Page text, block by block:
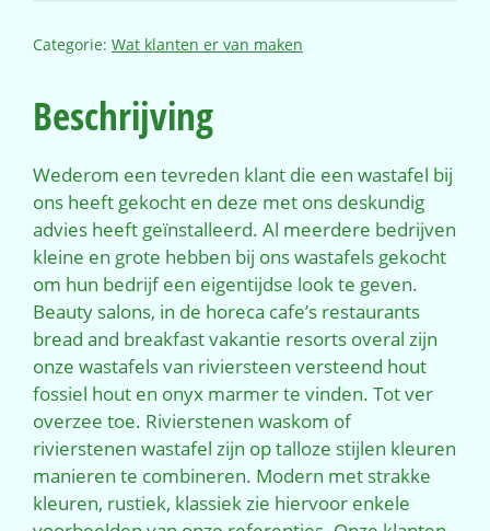
Categorie: Wat klanten er van maken
Beschrijving
Wederom een tevreden klant die een wastafel bij
ons heeft gekocht en deze met ons deskundig
advies heeft geïnstalleerd. Al meerdere bedrijven
kleine en grote hebben bij ons wastafels gekocht
om hun bedrijf een eigentijdse look te geven.
Beauty salons, in de horeca cafe’s restaurants
bread and breakfast vakantie resorts overal zijn
onze wastafels van riviersteen versteend hout
fossiel hout en onyx marmer te vinden. Tot ver
overzee toe. Rivierstenen waskom of
rivierstenen wastafel zijn op talloze stijlen kleuren
manieren te combineren. Modern met strakke
kleuren, rustiek, klassiek zie hiervoor enkele